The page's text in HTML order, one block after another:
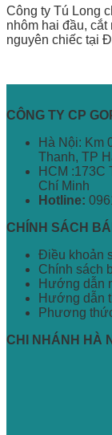
Công ty Tú Long
nhôm hai đầu,
nguyên chiếc tại
CÔNG TY CP
Hà Nội: Km
Thanh, TP
HCM :173C
Chí Minh
Hotline:
CHÍNH SÁCH
Điều khoản
Chính sách
Hướng dẫn
Hướng dẫn
Phương
CHI NHÁNH HÀ